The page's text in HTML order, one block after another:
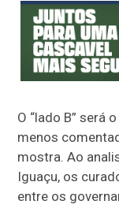
O “lado B” será
menos
mostra. Ao
Iguaçu, os
entre os